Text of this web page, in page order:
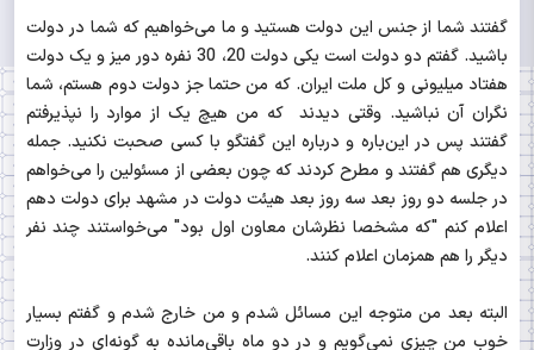
گفتند شما از جنس این دولت هستید و ما می‌خواهیم که شما در دولت
باشید. گفتم دو دولت است یکی دولت 20، 30 نفره دور میز و یک دولت
هفتاد میلیونی و کل ملت ایران. که من حتما جز دولت دوم هستم، شما
نگران آن نباشید. وقتی دیدند که من هیچ یک از موارد را نپذیرفتم
گفتند پس در این‌باره و درباره این گفتگو با کسی صحبت نکنید. جمله
دیگری هم گفتند و مطرح کردند که چون بعضی از مسئولین را می‌خواهم
در جلسه دو روز بعد سه روز بعد هیئت دولت در مشهد برای دولت دهم
اعلام کنم "که مشخصا نظرشان معاون اول بود" می‌خواستند چند نفر
دیگر را هم همزمان اعلام کنند.
البته بعد من متوجه این مسائل شدم و من خارج شدم و گفتم بسیار
خوب من چیزی نمی‌گویم و در دو ماه باقی‌مانده به گونه‌ای در وزارت